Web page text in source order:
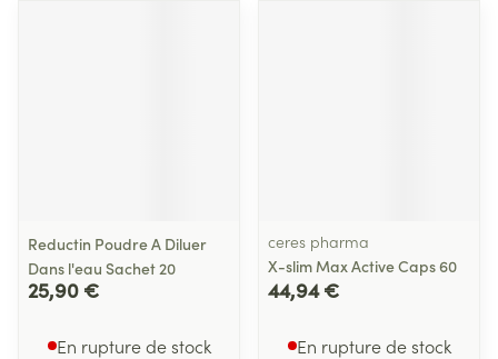
Reductin Poudre A Diluer
Dans l'eau Sachet 20
25,90 €
En rupture de stock
ceres pharma
X-slim Max Active Caps 60
44,94 €
En rupture de stock